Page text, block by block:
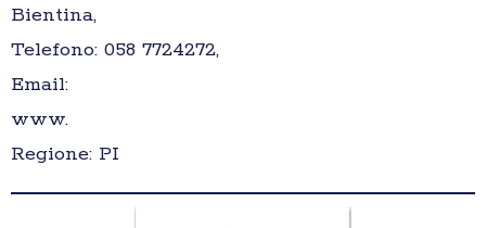
Bientina,
Telefono: 058 7724272,
Email:
www.
Regione: PI